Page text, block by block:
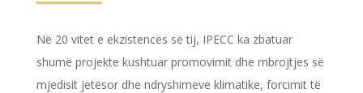
Në 20 vitet e ekzistencës së tij, IPECC ka zbatuar
shumë projekte kushtuar promovimit dhe mbrojtjes së
mjedisit jetësor dhe ndryshimeve klimatike, forcimit të